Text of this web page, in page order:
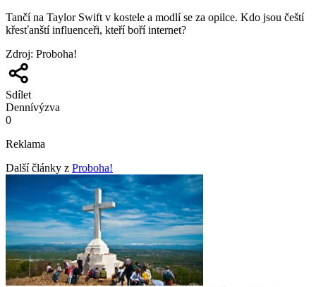
Tančí na Taylor Swift v kostele a modlí se za opilce. Kdo jsou čeští
křesťanští influenceři, kteří boří internet?
Zdroj: Proboha!
Sdílet
Dennívýzva
0
Reklama
Další články z Proboha!